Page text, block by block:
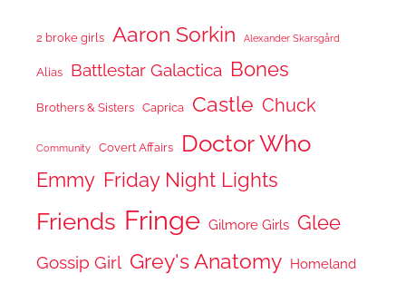
2 broke girls Aaron Sorkin Alexander Skarsgård
Alias Battlestar Galactica Bones
Brothers & Sisters Caprica Castle Chuck
Community Covert Affairs Doctor Who
Emmy Friday Night Lights
Friends Fringe Gilmore Girls Glee
Gossip Girl Grey's Anatomy Homeland